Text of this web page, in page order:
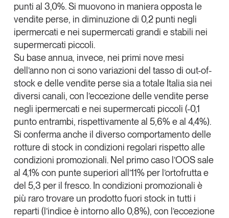
Un anno di
Tendenze2026
Leggi il magazine
punti al 3,0%. Si muovono in maniera opposta le
vendite perse, in diminuzione di 0,2 punti negli
ipermercati e nei supermercati grandi e stabili nei
supermercati piccoli.
Su base annua, invece, nei primi nove mesi
dell’anno non ci sono variazioni del tasso di out-of-
stock e delle vendite perse sia a totale Italia sia nei
diversi canali, con l’eccezione delle vendite perse
negli ipermercati e nei supermercati piccoli (-0,1
punto entrambi, rispettivamente al 5,6% e al 4,4%).
Si conferma anche il diverso comportamento delle
rotture di stock in condizioni regolari rispetto alle
condizioni promozionali. Nel primo caso l’OOS sale
al 4,1% con punte superiori all’11% per l’ortofrutta e
del 5,3 per il fresco. In condizioni promozionali è
più raro trovare un prodotto fuori stock in tutti i
reparti (l’indice è intorno allo 0,8%), con l’eccezione